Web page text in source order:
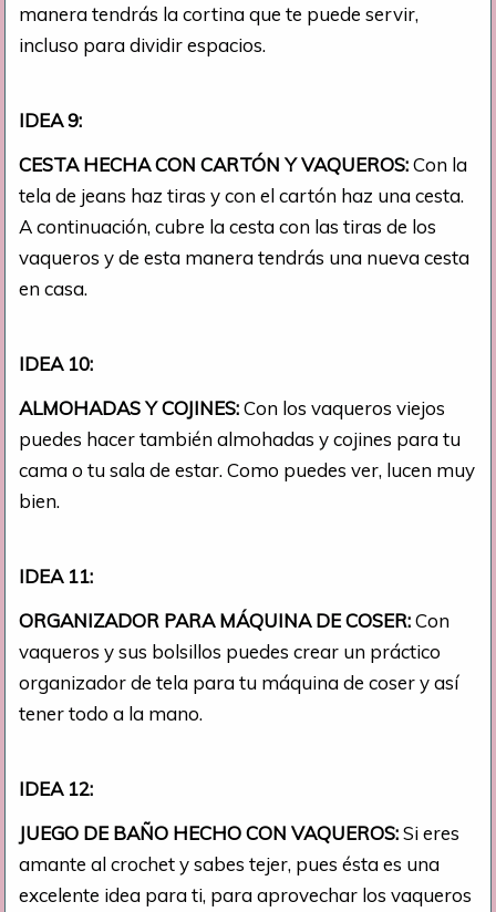
manera tendrás la cortina que te puede servir,
incluso para dividir espacios.
IDEA 9:
CESTA HECHA CON CARTÓN Y VAQUEROS:Con la
tela de jeans haz tiras y con el cartón haz una cesta.
A continuación, cubre la cesta con las tiras de los
vaqueros y de esta manera tendrás una nueva cesta
en casa.
IDEA 10:
ALMOHADAS Y COJINES:Con los vaqueros viejos
puedes hacer también almohadas y cojines para tu
cama o tu sala de estar. Como puedes ver, lucen muy
bien.
IDEA 11:
ORGANIZADOR PARA MÁQUINA DE COSER:Con
vaqueros y sus bolsillos puedes crear un práctico
organizador de tela para tu máquina de coser y así
tener todo a la mano.
IDEA 12:
JUEGO DE BAÑO HECHO CON VAQUEROS:Si eres
amante al crochet y sabes tejer, pues ésta es una
excelente idea para ti, para aprovechar los vaqueros